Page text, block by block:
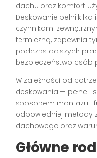
dachu oraz komfort
Deskowanie pełni
czynnikami
termiczną, zapewnia
podczas dalszych
bezpieczeństwo osób
W zależności od
deskowania — pełne i
sposobem montażu i
odpowiedniej metody
dachowego oraz
Główne